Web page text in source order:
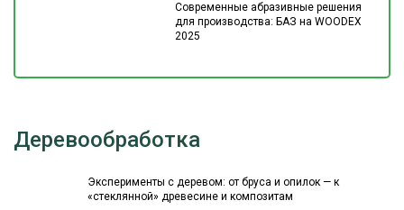
Современные абразивные решения
для производства: БАЗ на WOODEX
2025
Деревообработка
Эксперименты с деревом: от бруса и опилок — к
«стеклянной» древесине и композитам